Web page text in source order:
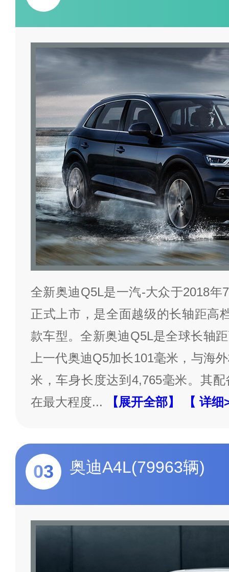
全新奥迪Q5L是一汽-大众于2018年
正式上市，是全面越级的长轴距高
款车型。全新奥迪Q5L是全球长轴
上一代奥迪Q5加长101毫米，与海
米，车身长度达到4,765毫米。其
在最大程度... 【展开全部】 【 详
03 奥迪A4L(79963辆)